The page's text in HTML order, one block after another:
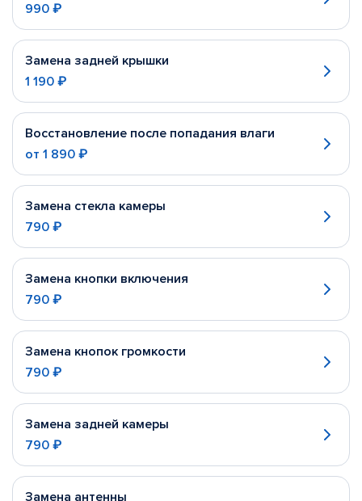
990 ₽
Замена задней крышки
1 190 ₽
Восстановление после попадания влаги
от 1 890 ₽
Замена стекла камеры
790 ₽
Замена кнопки включения
790 ₽
Замена кнопок громкости
790 ₽
Замена задней камеры
790 ₽
Замена антенны